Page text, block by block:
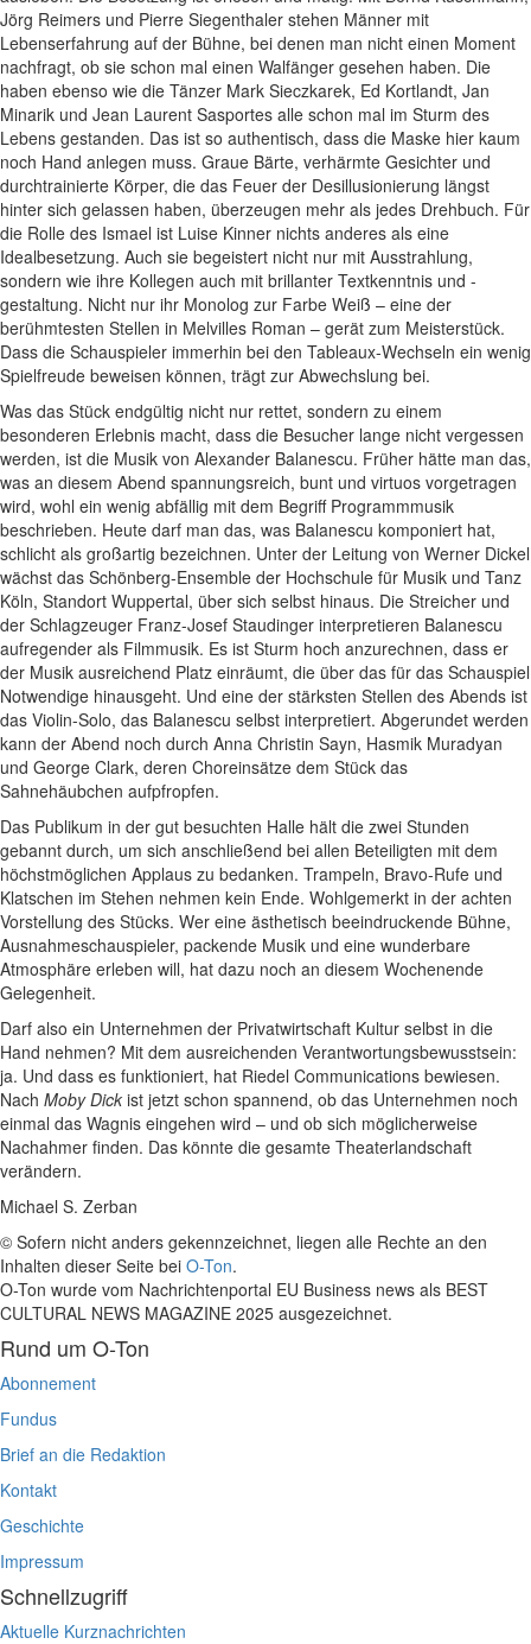
Jörg Reimers und Pierre Siegenthaler stehen Männer mit
Lebenserfahrung auf der Bühne, bei denen man nicht einen Moment
nachfragt, ob sie schon mal einen Walfänger gesehen haben. Die
haben ebenso wie die Tänzer Mark Sieczkarek, Ed Kortlandt, Jan
Minarik und Jean Laurent Sasportes alle schon mal im Sturm des
Lebens gestanden. Das ist so authentisch, dass die Maske hier kaum
noch Hand anlegen muss. Graue Bärte, verhärmte Gesichter und
durchtrainierte Körper, die das Feuer der Desillusionierung längst
hinter sich gelassen haben, überzeugen mehr als jedes Drehbuch. Für
die Rolle des Ismael ist Luise Kinner nichts anderes als eine
Idealbesetzung. Auch sie begeistert nicht nur mit Ausstrahlung,
sondern wie ihre Kollegen auch mit brillanter Textkenntnis und -
gestaltung. Nicht nur ihr Monolog zur Farbe Weiß – eine der
berühmtesten Stellen in Melvilles Roman – gerät zum Meisterstück.
Dass die Schauspieler immerhin bei den Tableaux-Wechseln ein wenig
Spielfreude beweisen können, trägt zur Abwechslung bei.
Was das Stück endgültig nicht nur rettet, sondern zu einem
besonderen Erlebnis macht, dass die Besucher lange nicht vergessen
werden, ist die Musik von Alexander Balanescu. Früher hätte man das,
was an diesem Abend spannungsreich, bunt und virtuos vorgetragen
wird, wohl ein wenig abfällig mit dem Begriff Programmmusik
beschrieben. Heute darf man das, was Balanescu komponiert hat,
schlicht als großartig bezeichnen. Unter der Leitung von Werner Dickel
wächst das Schönberg-Ensemble der Hochschule für Musik und Tanz
Köln, Standort Wuppertal, über sich selbst hinaus. Die Streicher und
der Schlagzeuger Franz-Josef Staudinger interpretieren Balanescu
aufregender als Filmmusik. Es ist Sturm hoch anzurechnen, dass er
der Musik ausreichend Platz einräumt, die über das für das Schauspiel
Notwendige hinausgeht. Und eine der stärksten Stellen des Abends ist
das Violin-Solo, das Balanescu selbst interpretiert. Abgerundet werden
kann der Abend noch durch Anna Christin Sayn, Hasmik Muradyan
und George Clark, deren Choreinsätze dem Stück das
Sahnehäubchen aufpfropfen.
Das Publikum in der gut besuchten Halle hält die zwei Stunden
gebannt durch, um sich anschließend bei allen Beteiligten mit dem
höchstmöglichen Applaus zu bedanken. Trampeln, Bravo-Rufe und
Klatschen im Stehen nehmen kein Ende. Wohlgemerkt in der achten
Vorstellung des Stücks. Wer eine ästhetisch beeindruckende Bühne,
Ausnahmeschauspieler, packende Musik und eine wunderbare
Atmosphäre erleben will, hat dazu noch an diesem Wochenende
Gelegenheit.
Darf also ein Unternehmen der Privatwirtschaft Kultur selbst in die
Hand nehmen? Mit dem ausreichenden Verantwortungsbewusstsein:
ja. Und dass es funktioniert, hat Riedel Communications bewiesen.
Nach Moby Dick ist jetzt schon spannend, ob das Unternehmen noch
einmal das Wagnis eingehen wird – und ob sich möglicherweise
Nachahmer finden. Das könnte die gesamte Theaterlandschaft
verändern.
Michael S. Zerban
© Sofern nicht anders gekennzeichnet, liegen alle Rechte an den
Inhalten dieser Seite bei O-Ton.
O-Ton wurde vom Nachrichtenportal EU Business news als BEST
CULTURAL NEWS MAGAZINE 2025 ausgezeichnet.
Rund um O-Ton
Abonnement
Fundus
Brief an die Redaktion
Kontakt
Geschichte
Impressum
Schnellzugriff
Aktuelle Kurznachrichten